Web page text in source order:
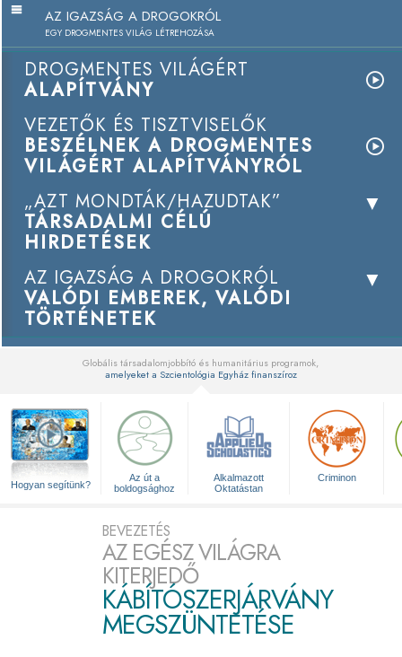
AZ IGAZSÁG A DROGOKRÓL
EGY DROGMENTES VILÁG LÉTREHOZÁSA
DROGMENTES VILÁGÉRT
ALAPÍTVÁNY
VEZETŐK ÉS TISZTVISELŐK
BESZÉLNEK A DROGMENTES
VILÁGÉRT ALAPÍTVÁNYRÓL
„AZT MONDTÁK/HAZUDTAK”
TÁRSADALMI CÉLÚ
HIRDETÉSEK
AZ IGAZSÁG A DROGOKRÓL
VALÓDI EMBEREK, VALÓDI
TÖRTÉNETEK
Globális társadalomjobbító és humanitárius programok,
amelyeket a Szcientológia Egyház finanszíroz
Hogyan segítünk?
Az út a
boldogsághoz
Alkalmazott
Oktatástan
Criminon
BEVEZETÉS
AZ EGÉSZ VILÁGRA
KITERJEDŐ
KÁBÍTÓSZERJÁRVÁNY
MEGSZÜNTETÉSE